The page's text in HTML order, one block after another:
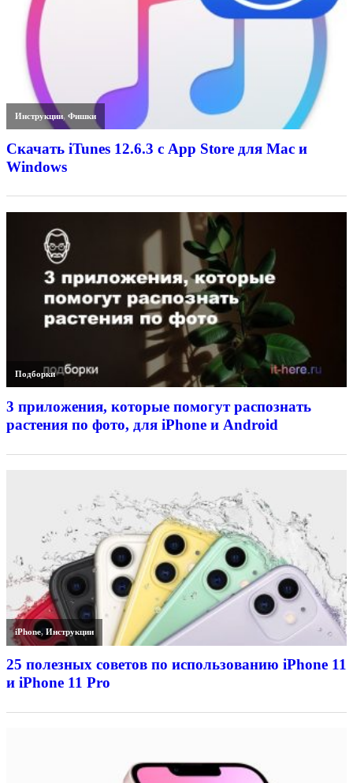
Инструкции,Фишки
Скачать iTunes 12.6.3 с App Store для Mac и
Windows
Подборки
3 приложения, которые помогут распознать
растения по фото, для iPhone и Android
iPhone,Инструкции
25 полезных советов по использованию iPhone 11
и iPhone 11 Pro